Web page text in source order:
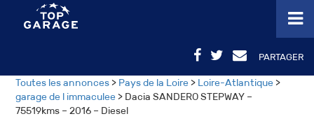
PARTAGER
Toutes les annonces > Pays de la Loire > Loire-Atlantique >
garage de l immaculee > Dacia SANDERO STEPWAY –
75519kms – 2016 – Diesel